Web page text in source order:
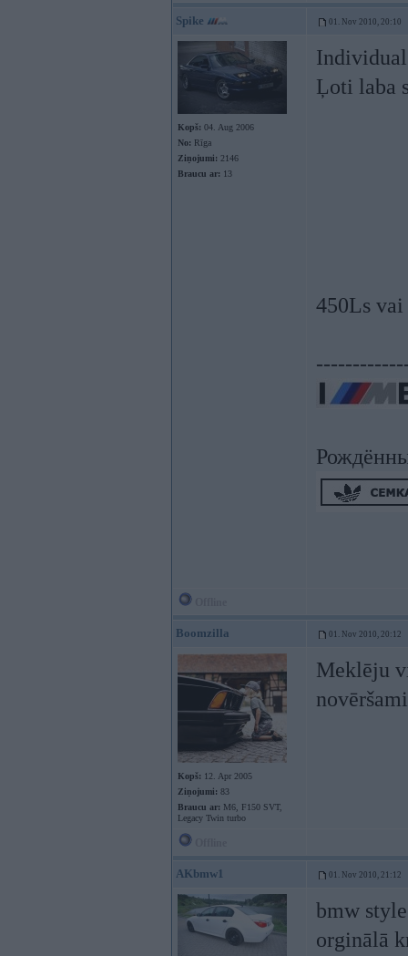
Spike 01. Nov 2010, 20:10
Kopš: 04. Aug 2006
No: Rīga
Ziņojumi: 2146
Braucu ar: 13
Ļoti laba
450Ls
Boomzilla 01. Nov 2010, 20:12
Kopš: 12. Apr 2005
Ziņojumi: 83
Braucu ar: M6, F150 SVT,
Legacy Twin turbo
Meklēju
AKbmw1 01. Nov 2010, 21:12
bmw
orginālā